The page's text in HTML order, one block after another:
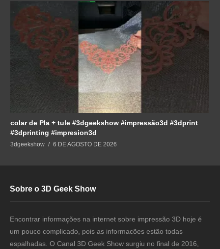
colar de Pla + tule #3dgeekshow #impressão3d #3dprint
#3dprinting #impresion3d
3dgeekshow 6 DE AGOSTO DE 2026
Sobre o 3D Geek Show
Encontrar informações na internet sobre impressão 3D hoje é
um pouco complicado, pois as informacões estão todas
espalhadas. O Canal 3D Geek Show surgiu no final de 2016,